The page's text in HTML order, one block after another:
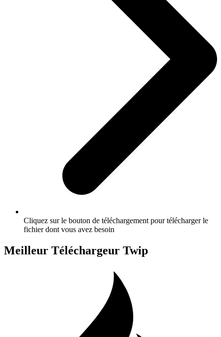
Cliquez sur le bouton de téléchargement pour télécharger le
fichier dont vous avez besoin
Meilleur Téléchargeur Twip